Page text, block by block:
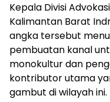
Kepala Divisi
Kalimantan Barat
angka tersebut
pembuatan kanal
monokultur dan
kontributor utama
gambut di wilayah ini.